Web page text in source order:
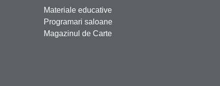
Materiale educative
Programari saloane
Magazinul de Carte